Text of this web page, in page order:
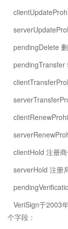
pendingDelete
pendingTransfer
clientHold 注册
serverHold 注册
VeriSign于2003
个字段：